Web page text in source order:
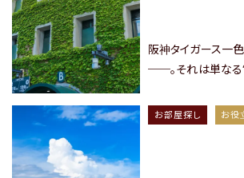
淀川区・東淀川区・吹田
市・豊中市
都島区・
見
阪神タイガース一
──。それは単なる“
球場が目の前、勝
け込み、熱狂の夜も
な究極の虎党ライ
賃貸物件」と、そ
お部屋探し お役